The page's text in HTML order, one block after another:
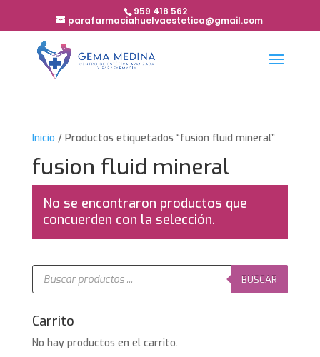
959 418 562
parafarmaciahuelvaestetica@gmail.com
Inicio / Productos etiquetados “fusion fluid mineral”
fusion fluid mineral
No se encontraron productos que
concuerden con la selección.
Búsqueda
productos
BUSCAR
Carrito
No hay productos en el carrito.